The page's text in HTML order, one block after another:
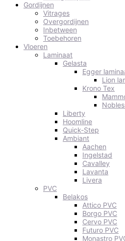
Gordijnen
Vitrages
Overgordijnen
Inbetween
Toebehoren
Vloeren
Laminaat
Gelasta
Egger
Lion
Krono Tex
Liberty
Hoomline
Quick-Step
Ambiant
Aachen
Ingelstad
Cavalley
Lavanta
Livera
PVC
Belakos
Attico PVC
Borgo PVC
Cervo PVC
Futuro PVC
Monastro